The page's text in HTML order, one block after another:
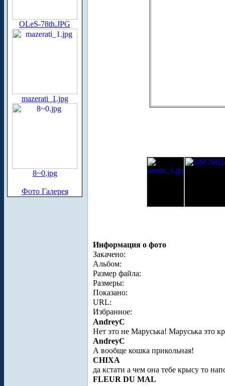
OLeS-78th.JPG
mazerati_1.jpg
8~0.jpg
Фото Галерея
Информация о фото
Закачено:
Альбом:
Размер файла:
Размеры:
Показано:
URL:
Избранное:
AndreyC
Нет это не Маруська! Маруська это
AndreyC
А вообще кошка прикольная!
CHIXA
да кстати а чем она тебе крысу то
FLEUR DU MAL